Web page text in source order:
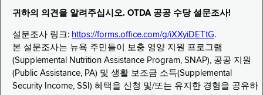
귀하의 의견을 알려주십시오. OTDA 공공 수당 설문조사!
설문조사 링크: https://forms.office.com/g/iXXyiDETtG.
본 설문조사는 뉴욕 주민들이 보충 영양 지원 프로그램
(Supplemental Nutrition Assistance Program, SNAP), 공공 지원
(Public Assistance, PA) 및 생활 보조금 소득(Supplemental
Security Income, SSI) 혜택을 신청 및/또는 유지한 경험을 공유하